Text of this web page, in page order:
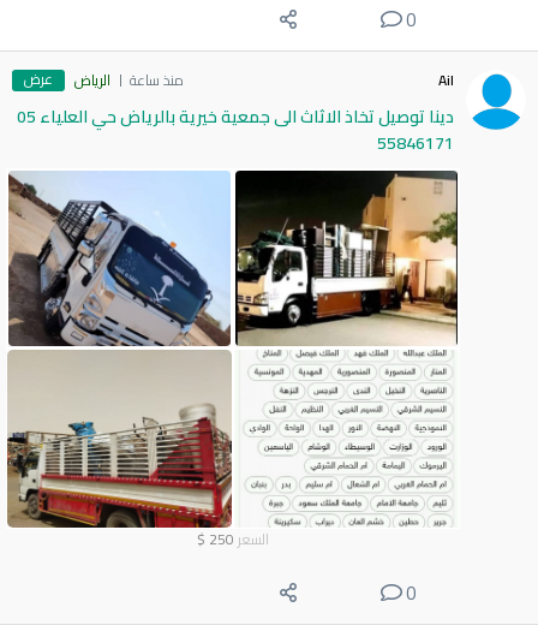
0
Ail منذ ساعة الرياض عرض
دينا توصيل تخاذ الاثاث الى جمعية خيرية بالرياض حي العلياء 05
55846171
السعر 250
$
0